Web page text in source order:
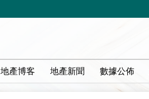
地產博客 地產新聞 數據公佈